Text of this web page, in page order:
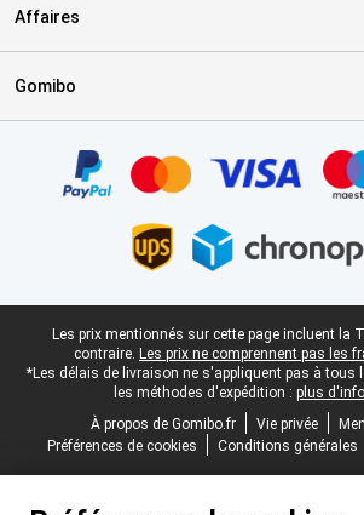
Affaires
Gomibo
Pied-de-page légal
Les prix mentionnés sur cette page incluent la
contraire. Les prix ne comprennent pas les
*Les délais de livraison ne s'appliquent pas à tous
les méthodes d'expédition : plus
À propos de Gomibo.fr
Vie privée
Préférences de cookies
Conditions générales